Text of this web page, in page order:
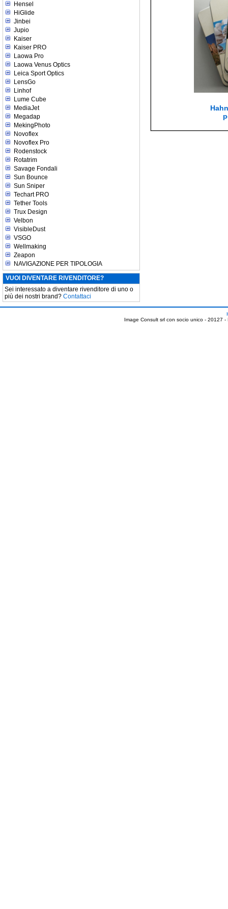
Hensel
HiGlide
Jinbei
Jupio
Kaiser
Kaiser PRO
Laowa Pro
Laowa Venus Optics
Leica Sport Optics
LensGo
Linhof
Lume Cube
MediaJet
Megadap
MekingPhoto
Novoflex
Novoflex Pro
Rodenstock
Rotatrim
Savage Fondali
Sun Bounce
Sun Sniper
Techart PRO
Tether Tools
Trux Design
Velbon
VisibleDust
VSGO
Wellmaking
Zeapon
NAVIGAZIONE PER TIPOLOGIA
VUOI DIVENTARE RIVENDITORE?
Sei interessato a diventare rivenditore di uno o
più dei nostri brand? Contattaci
Image Consult srl con socio unico - 20127